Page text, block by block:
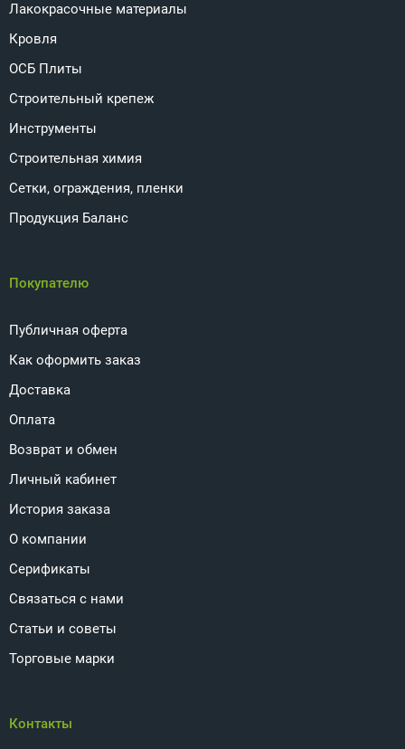
Лакокрасочные материалы
Кровля
ОСБ Плиты
Строительный крепеж
Инструменты
Строительная химия
Сетки, ограждения, пленки
Продукция Баланс
Покупателю
Публичная оферта
Как оформить заказ
Доставка
Оплата
Возврат и обмен
Личный кабинет
История заказа
О компании
Серификаты
Связаться с нами
Статьи и советы
Торговые марки
Контакты